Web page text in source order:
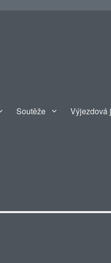
Soutěže Výjezdová